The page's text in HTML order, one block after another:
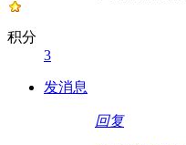
积分
3
发消息
回复